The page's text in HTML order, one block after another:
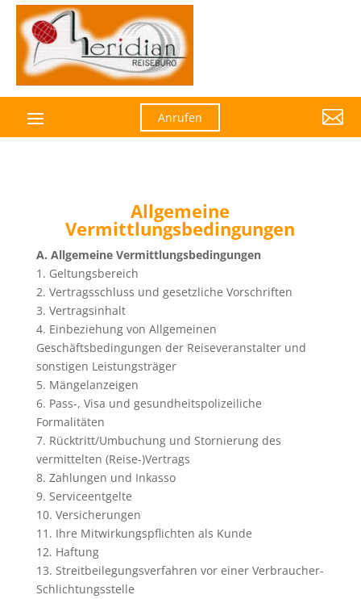
Anrufen 
Allgemeine
Vermittlungsbedingungen
A. Allgemeine Vermittlungsbedingungen
1. Geltungsbereich
2. Vertragsschluss und gesetzliche Vorschriften
3. Vertragsinhalt
4. Einbeziehung von Allgemeinen
Geschäftsbedingungen der Reiseveranstalter und
sonstigen Leistungsträger
5. Mängelanzeigen
6. Pass-, Visa und gesundheitspolizeiliche
Formalitäten
7. Rücktritt/Umbuchung und Stornierung des
vermittelten (Reise-)Vertrags
8. Zahlungen und Inkasso
9. Serviceentgelte
10. Versicherungen
11. Ihre Mitwirkungspflichten als Kunde
12. Haftung
13. Streitbeilegungsverfahren vor einer Verbraucher-
Schlichtungsstelle